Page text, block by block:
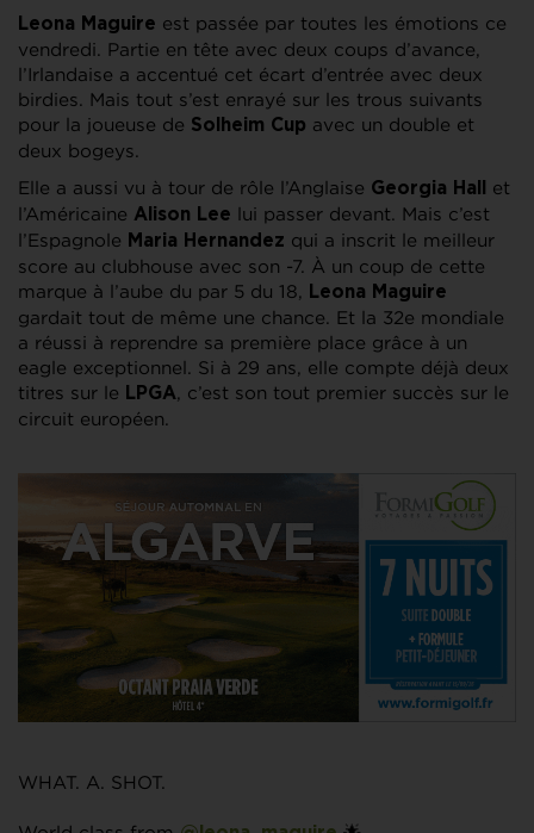
Leona Maguire est passée par toutes les émotions ce
vendredi. Partie en tête avec deux coups d’avance,
l’Irlandaise a accentué cet écart d’entrée avec deux
birdies. Mais tout s’est enrayé sur les trous suivants
pour la joueuse de Solheim Cup avec un double et
deux bogeys.
Elle a aussi vu à tour de rôle l’Anglaise Georgia Hall
et
l’Américaine Alison Lee lui passer devant. Mais c’est
l’Espagnole Maria Hernandez qui a inscrit le meilleur
score au clubhouse avec son -7. À un coup de cette
marque à l’aube du par 5 du 18,
Leona Maguire
gardait tout de même une chance. Et la 32e mondiale
a réussi à reprendre sa première place grâce à un
eagle exceptionnel. Si à 29 ans, elle compte déjà deux
titres sur le LPGA, c’est son tout premier succès sur le
circuit européen.
WHAT. A. SHOT.